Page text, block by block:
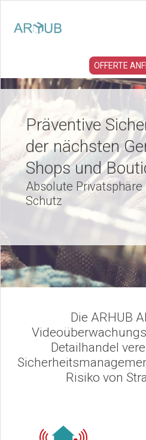
OFFERTE
Präventive
der nächsten
Shops und
Absolute
Schutz
Die ARHUB
Detailhandel
Risiko von